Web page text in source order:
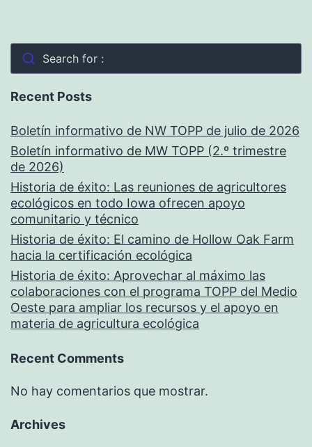
Search for :
Recent Posts
Boletín informativo de NW TOPP de julio de 2026
Boletín informativo de MW TOPP (2.º trimestre
de 2026)
Historia de éxito: Las reuniones de agricultores
ecológicos en todo Iowa ofrecen apoyo
comunitario y técnico
Historia de éxito: El camino de Hollow Oak Farm
hacia la certificación ecológica
Historia de éxito: Aprovechar al máximo las
colaboraciones con el programa TOPP del Medio
Oeste para ampliar los recursos y el apoyo en
materia de agricultura ecológica
Recent Comments
No hay comentarios que mostrar.
Archives